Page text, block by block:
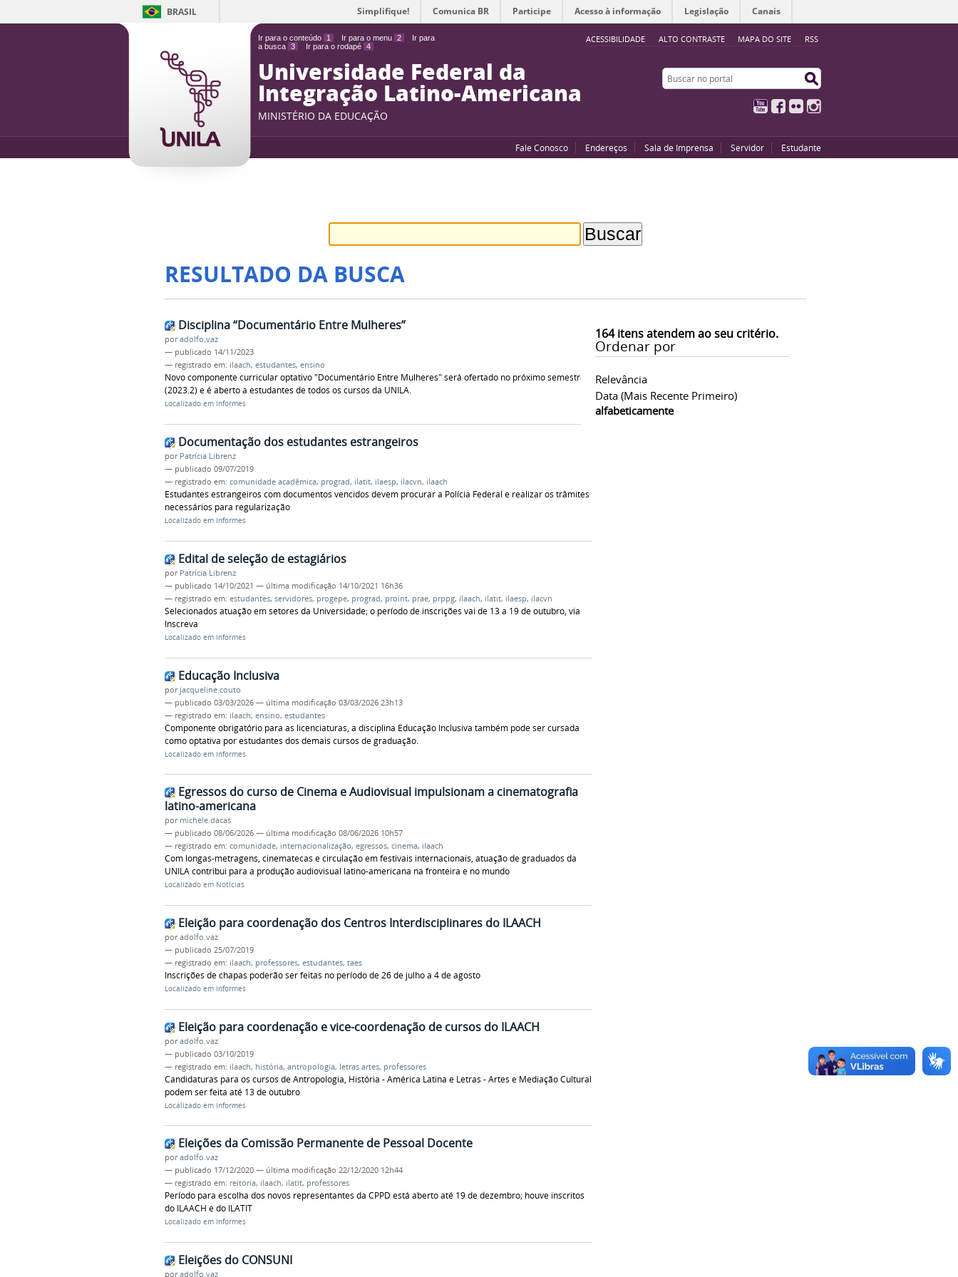
Ir para o conteúdo 1 Ir para o menu 2
Ir para
a busca 3 Ir para o rodapé 4
ACESSIBILIDADE ALTO CONTRASTE MAPA DO SITE RSS
BRASIL Simplifique! Comunica BR Participe Acesso à informação Legislação Canais
Universidade Federal da
Integração Latino-Americana
MINISTÉRIO DA EDUCAÇÃO
Buscar no portal
YouTubeFacebook
Flickr
Fale Conosco Endereços Sala de Imprensa Servidor Estudante
RESULTADO DA BUSCA
164itens atendem ao seu critério.
Ordenar por
Relevância
Data (mais Recente Primeiro)
alfabeticamente
Disciplina “Documentário Entre Mulheres”
poradolfo.vaz
— publicado 14/11/2023
— registrado em: ilaach, estudantes, ensino
Novo componente curricular optativo "Documentário Entre Mulheres" será ofertado no próximo semestre
(2023.2) e é aberto a estudantes de todos os cursos da UNILA.
Localizado em Informes
Documentação dos estudantes estrangeiros
por Patrícia Librenz
— publicado 09/07/2019
— registrado em: comunidade acadêmica, prograd, ilatit, ilaesp, ilacvn, ilaach
Estudantes estrangeiros com documentos vencidos devem procurar a Polícia Federal e realizar os trâmites
necessários para regularização
Localizado em Informes
Edital de seleção de estagiários
por Patrícia Librenz
— publicado 14/10/2021 — última modificação 14/10/2021 16h36
— registrado em: estudantes, servidores, progepe, prograd, proint, prae, prppg, ilaach, ilatit, ilaesp, ilacvn
Selecionados atuação em setores da Universidade; o período de inscrições vai de 13 a 19 de outubro, via
Inscreva
Localizado em Informes
Educação Inclusiva
por jacqueline.couto
— publicado 03/03/2026 — última modificação 03/03/2026 23h13
— registrado em: ilaach, ensino, estudantes
Componente obrigatório para as licenciaturas, a disciplina Educação Inclusiva também pode ser cursada
como optativa por estudantes dos demais cursos de graduação.
Localizado em Informes
Egressos do curso de Cinema e Audiovisual impulsionam a cinematografia
latino-americana
por michele.dacas
— publicado 08/06/2026 — última modificação 08/06/2026 10h57
— registrado em: comunidade, internacionalização, egressos, cinema, ilaach
Com longas-metragens, cinematecas e circulação em festivais internacionais, atuação de graduados da
UNILA contribui para a produção audiovisual latino-americana na fronteira e no mundo
Localizado em Notícias
Eleição para coordenação dos Centros Interdisciplinares do ILAACH
poradolfo.vaz
— publicado 25/07/2019
— registrado em: ilaach, professores, estudantes, taes
Inscrições de chapas poderão ser feitas no período de 26 de julho a 4 de agosto
Localizado em Informes
Eleição para coordenação e vice-coordenação de cursos do ILAACH
poradolfo.vaz
— publicado 03/10/2019
— registrado em: ilaach, história, antropologia, letras artes, professores
Candidaturas para os cursos de Antropologia, História - América Latina e Letras - Artes e Mediação Cultural
podem ser feita até 13 de outubro
Localizado em Informes
Eleições da Comissão Permanente de Pessoal Docente
poradolfo.vaz
— publicado 17/12/2020 — última modificação 22/12/2020 12h44
— registrado em: reitoria, ilaach, ilatit, professores
Período para escolha dos novos representantes da CPPD está aberto até 19 de dezembro; houve inscritos
do ILAACH e do ILATIT
Localizado em Informes
Eleições do CONSUNI
poradolfo.vaz